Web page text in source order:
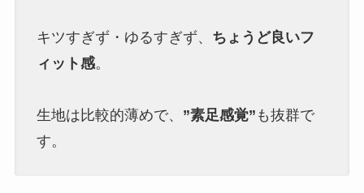
キツすぎず・ゆるすぎず、 ちょうど良いフ
ィット感。
生地は比較的薄めで、 ”素足感覚” も抜群で
す。